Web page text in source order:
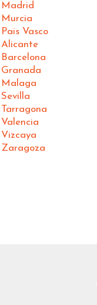
Madrid
Vasco
Alicante
Malaga